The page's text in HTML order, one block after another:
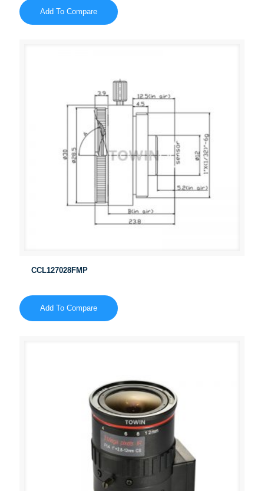
Add To Compare
CCL127028FMP
Add To Compare